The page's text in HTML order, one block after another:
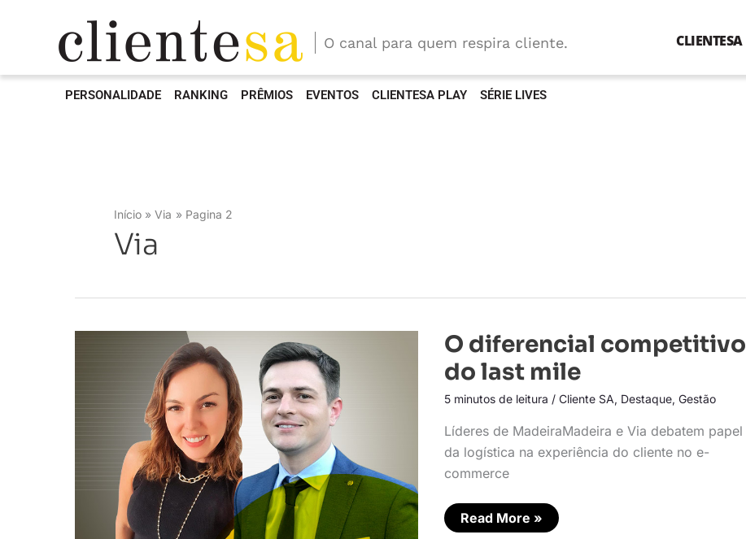
O canal para quem respira cliente. CLIENTESA
PERSONALIDADE RANKING PRÊMIOS EVENTOS CLIENTESA PLAY SÉRIE LIVES
Início Via Pagina 2
Via
O diferencial competitivo
do last mile
5 minutos de leitura / Cliente SA, Destaque, Gestão
Líderes de MadeiraMadeira e Via debatem papel
da logística na experiência do cliente no e-
commerce
O
diferencial
competitivo
do
mile
Read More »